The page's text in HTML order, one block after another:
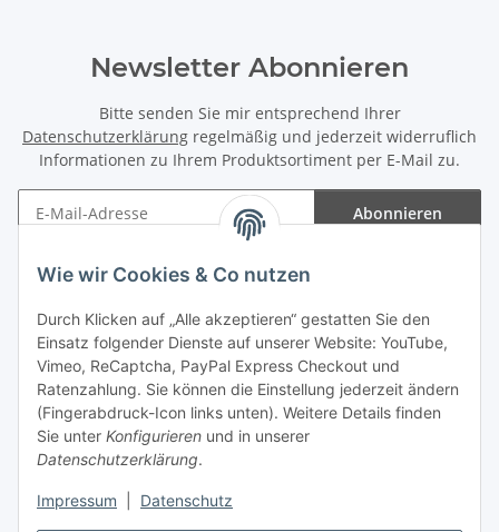
Wie wir Cookies & Co nutzen
Durch Klicken auf „Alle akzeptieren“ gestatten Sie den
Einsatz folgender Dienste auf unserer Website: YouTube,
Vimeo, ReCaptcha, PayPal Express Checkout und
Ratenzahlung. Sie können die Einstellung jederzeit ändern
(Fingerabdruck-Icon links unten). Weitere Details finden
Sie unter Konfigurieren und in unserer
Datenschutzerklärung.
Impressum Datenschutz
Newsletter Abonnieren
Bitte senden Sie mir entsprechend Ihrer
Datenschutzerklärung regelmäßig und jederzeit widerruflich
Informationen zu Ihrem Produktsortiment per E-Mail zu.
Abonnieren
Gesetzliche Informationen
Vertrag widerrufen